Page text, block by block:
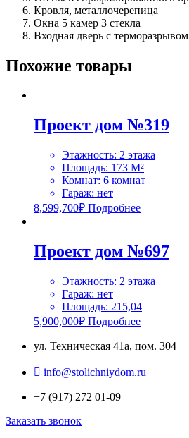
Кровля, металлочерепица
Окна 5 камер 3 стекла
Входная дверь с терморазрывом
Похожие товары
Проект дом №319
Этажность: 2 этажа
Площадь: 173 M²
Комнат: 6 комнат
Гараж: нет
8,599,700₽ Подробнее
Проект дом №697
Этажность: 2 этажа
Гараж: нет
Площадь: 215,04
5,900,000₽ Подробнее
ул. Техническая 41а, пом. 304
info@stolichniydom.ru
+7 (917) 272 01-09
Заказать звонок